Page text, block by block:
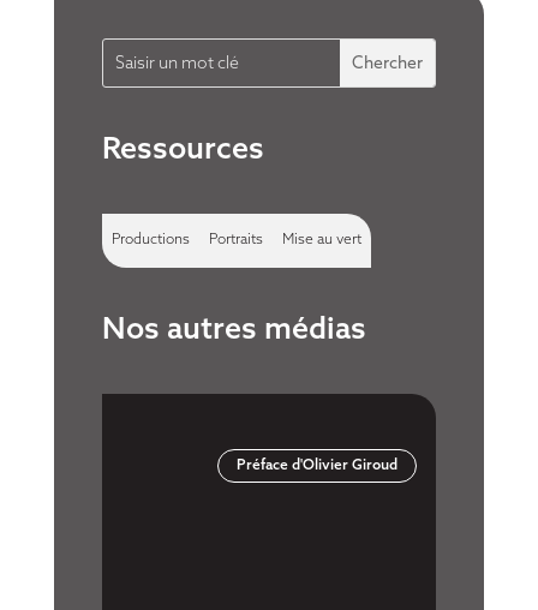
Ressources
Productions Portraits Mise au vert
Nos autres médias
Préface d'Olivier Giroud